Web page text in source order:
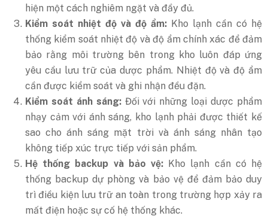
hiện một cách nghiêm ngặt và đầy đủ.
Kiểm soát nhiệt độ và độ ẩm: Kho lạnh cần có hệ
thống kiểm soát nhiệt độ và độ ẩm chính xác để đảm
bảo rằng môi trường bên trong kho luôn đáp ứng
yêu cầu lưu trữ của dược phẩm. Nhiệt độ và độ ẩm
cần được kiểm soát và ghi nhận đều đặn.
Kiểm soát ánh sáng:Đối với những loại dược phẩm
nhạy cảm với ánh sáng, kho lạnh phải được thiết kế
sao cho ánh sáng mặt trời và ánh sáng nhân tạo
không tiếp xúc trực tiếp với sản phẩm.
Hệ thống backup và bảo vệ: Kho lạnh cần có hệ
thống backup dự phòng và bảo vệ để đảm bảo duy
trì điều kiện lưu trữ an toàn trong trường hợp xảy ra
mất điện hoặc sự cố hệ thống khác.